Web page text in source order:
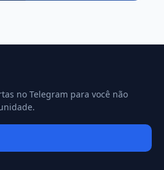
no Telegram para você não